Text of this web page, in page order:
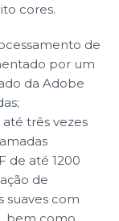
cores.
de
por um
da Adobe
três vezes
de até 1200
de
suaves com